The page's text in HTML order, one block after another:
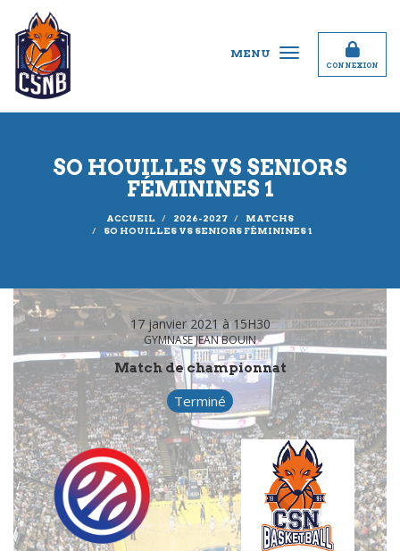
CONNEXION
MENU
SO HOUILLES VS SENIORS
FÉMININES 1
ACCUEIL 2026-2027
MATCHS
SO HOUILLES VS SENIORS FÉMININES 1
17 janvier 2021 à 15H30
GYMNASE JEAN BOUIN
Match de championnat
Terminé
Panneau de gestion des cookies